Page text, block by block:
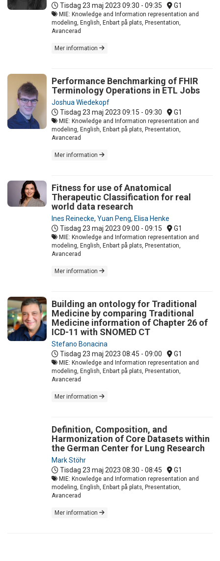
Tisdag 23 maj 2023 09:30 - 09:35 G1
MIE: Knowledge and Information representation and
modeling, English, Enbart på plats, Presentation,
Avancerad
Mer information
Performance Benchmarking of FHIR
Terminology Operations in ETL Jobs
Joshua Wiedekopf
Tisdag 23 maj 2023 09:15 - 09:30 G1
MIE: Knowledge and Information representation and
modeling, English, Enbart på plats, Presentation,
Avancerad
Mer information
Fitness for use of Anatomical
Therapeutic Classification for real
world data research
Ines Reinecke, Yuan Peng, Elisa Henke
Tisdag 23 maj 2023 09:00 - 09:15 G1
MIE: Knowledge and Information representation and
modeling, English, Enbart på plats, Presentation,
Avancerad
Mer information
Building an ontology for Traditional
Medicine by comparing Traditional
Medicine information of Chapter 26 of
ICD-11 with SNOMED CT
Stefano Bonacina
Tisdag 23 maj 2023 08:45 - 09:00 G1
MIE: Knowledge and Information representation and
modeling, English, Enbart på plats, Presentation,
Avancerad
Mer information
Definition, Composition, and
Harmonization of Core Datasets within
the German Center for Lung Research
Mark Stöhr
Tisdag 23 maj 2023 08:30 - 08:45 G1
MIE: Knowledge and Information representation and
modeling, English, Enbart på plats, Presentation,
Avancerad
Mer information